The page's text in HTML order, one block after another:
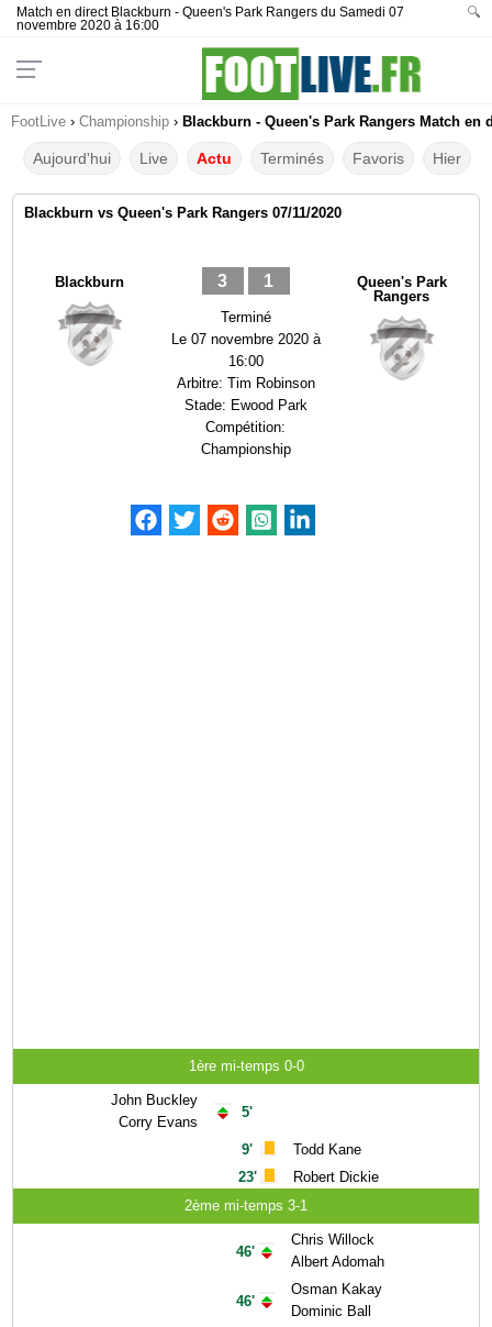
Match en direct Blackburn - Queen's Park Rangers du Samedi 07
novembre 2020 à 16:00
🔍
FootLive › Championship › Blackburn - Queen's Park Rangers Match en
Aujourd'hui Live Actu Terminés Favoris Hier
Blackburn vs Queen's Park Rangers 07/11/2020
Blackburn 3 1
Terminé
Le 07 novembre 2020 à
16:00
Arbitre: Tim Robinson
Stade: Ewood Park
Compétition:
Championship
Queen's Park
Rangers
1ère mi-temps 0-0
John Buckley
Corry Evans
5'
9'
23'
Todd Kane
Robert Dickie
2ème mi-temps 3-1
46'
46'
Chris Willock
Albert Adomah
Osman Kakay
Dominic Ball